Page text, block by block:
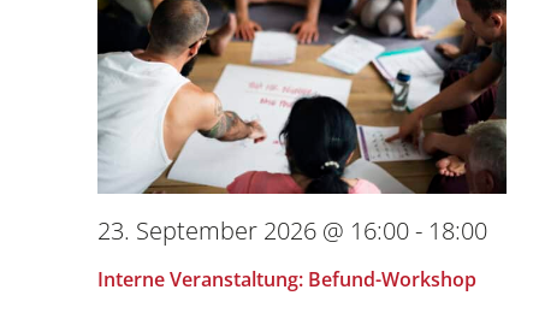
Interne Veranstaltung: Befund-Workshop
23. September 2026 @ 16:00- 18:00